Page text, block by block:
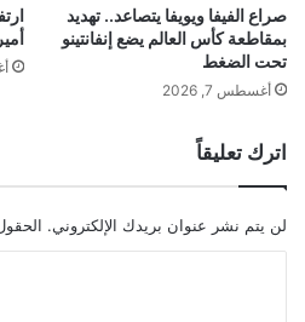
و
ا
ل
ي
صراع الفيفا ويويفا يتصاعد.. تهديد
بمقاطعة كأس العالم يضع إنفانتينو
تحت الضغط
أغسطس 7, 2026
أميركا
اترك تعليقاً
لن يتم نشر عنوان بريدك الإلكتروني.